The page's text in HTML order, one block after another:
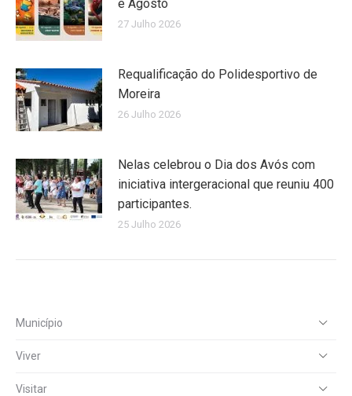
e Agosto
27 Julho 2026
Requalificação do Polidesportivo de
Moreira
26 Julho 2026
Nelas celebrou o Dia dos Avós com
iniciativa intergeracional que reuniu 400
participantes.
25 Julho 2026
Município
Viver
Visitar